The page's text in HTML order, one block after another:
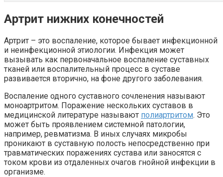
Артрит нижних конечностей
Артрит – это воспаление, которое бывает инфекционной
и неинфекционной этиологии. Инфекция может
вызывать как первоначальное воспаление суставных
тканей или воспалительный процесс в суставе
развивается вторично, на фоне другого заболевания.
Воспаление одного суставного сочленения называют
моноартритом. Поражение нескольких суставов в
медицинской литературе называют полиартритом. Это
может быть проявлением системной патологии,
например, ревматизма. В иных случаях микробы
проникают в суставную полость непосредственно при
травматических поражениях сустава или заносятся с
током крови из отдаленных очагов гнойной инфекции в
организме.